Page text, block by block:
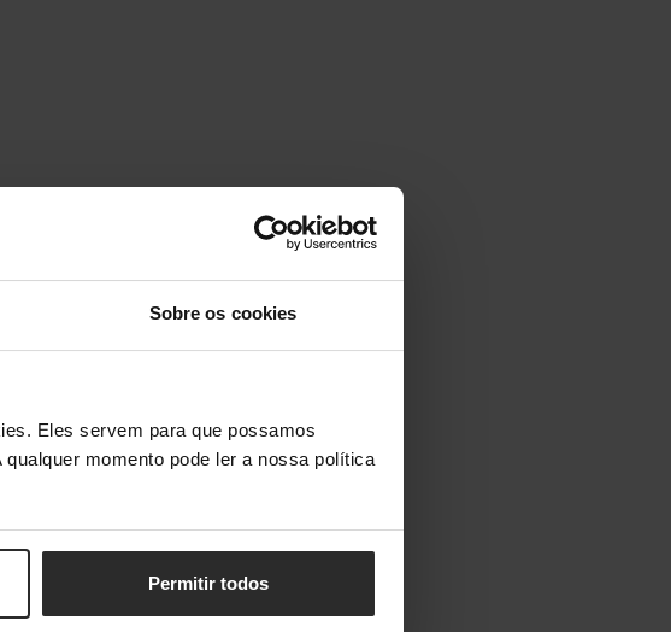
Sobre os cookies
Eles servem para que possamos
momento pode ler a nossa política
Permitir todos